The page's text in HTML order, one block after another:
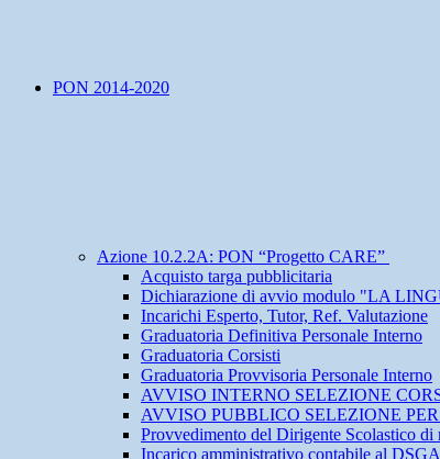
PON 2014-2020
Azione 10.2.2A: PON “Progetto CARE”
Acquisto targa pubblicitaria
Dichiarazione di avvio modulo "LA
Incarichi Esperto, Tutor, Ref. Valutazione
Graduatoria Definitiva Personale Interno
Graduatoria Corsisti
Graduatoria Provvisoria Personale Interno
AVVISO INTERNO SELEZIONE
AVVISO PUBBLICO SELEZIONE
Provvedimento del Dirigente Scolastico di
Incarico amministrativo contabile al DSGA